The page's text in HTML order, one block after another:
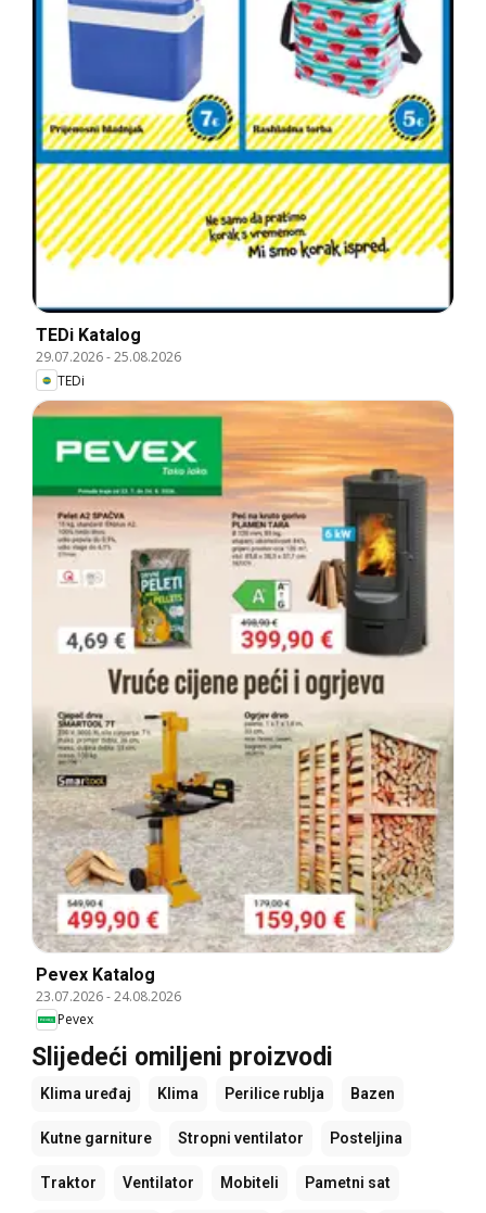
TEDi Katalog
29.07.2026-25.08.2026
TEDi
Pevex Katalog
23.07.2026-24.08.2026
Pevex
Slijedeći omiljeni proizvodi
Klima uređaj Klima Perilice rublja Bazen
Kutne garniture Stropni ventilator Posteljina
Traktor Ventilator Mobiteli Pametni sat